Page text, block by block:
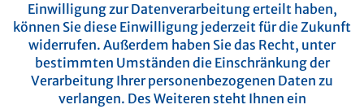
Einwilligung zur Datenverarbeitung erteilt haben,
können Sie diese Einwilligung jederzeit für die Zukunft
widerrufen. Außerdem haben Sie das Recht, unter
bestimmten Umständen die Einschränkung der
Verarbeitung Ihrer personenbezogenen Daten zu
verlangen. Des Weiteren steht Ihnen ein